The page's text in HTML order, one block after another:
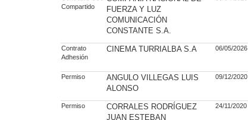
Compartido
FUERZA Y LUZ
COMUNICACIÓN
CONSTANTE S.A.
Contrato
Adhesión
CINEMA TURRIALBA S.A 06/05/2026
Permiso
ANGULO VILLEGAS LUIS
ALONSO
09/12/2020
Permiso
CORRALES RODRÍGUEZ
JUAN ESTEBAN
24/11/2020